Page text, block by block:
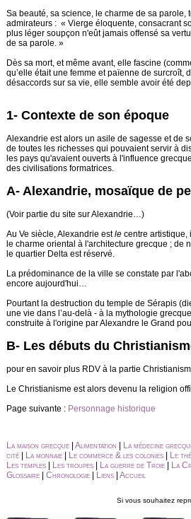
Sa beauté, sa science, le charme de sa
admirateurs : « Vierge éloquente, consacrant
plus léger soupçon n'eût jamais offensé sa
de sa parole. »
Dès sa mort, et même avant, elle fascine
qu’elle était une femme et païenne de surcroît,
désaccords sur sa vie, elle semble avoir été
1- Contexte de son époque
Alexandrie est alors un asile de sagesse et de
de toutes les richesses qui pouvaient servir à
les pays qu'avaient ouverts à l'influence
des civilisations formatrices.
A- Alexandrie, mosaïque de
(Voir partie du site sur Alexandrie…)
Au Ve siècle, Alexandrie estle centre artistique,
le charme oriental à l'architecture grecque ; de
le quartier Delta est réservé.
La prédominance de la ville se constate par
encore aujourd'hui…
Pourtant la destruction du temple de Sérapis
une vie dans l’au-delà - à la mythologie
construite à l'origine par Alexandre le Grand
B- Les débuts du
pour en savoir plus RDV à la partie
Le Christianisme est alors devenu la religion
Page suivante : Personnage historique
La maison grecque | Alimentation | La médecine
cité | La monnaie | Le commerce & les colonies | Le
Les temples | Les troupes | La guerre de Troie | La
Glossaire | Chronologie | Liens | Accueil
Si vous souhaitez